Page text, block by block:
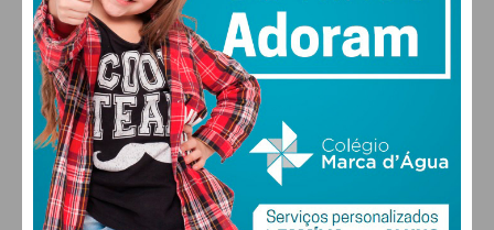
ALTERAR
FARMACIAS DE SERVIÇO EM PAÇOS DE
FERREIRA